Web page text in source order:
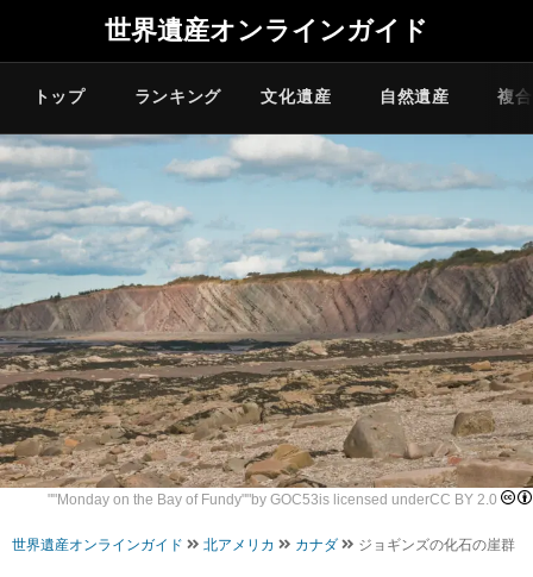
世界遺産オンラインガイド
トップ ランキング 文化遺産 自然遺産 複
""Monday on the Bay of Fundy""by GOC53is licensed underCC BY 2.0
世界遺産オンラインガイド 北アメリカ カナダ ジョギンズの化石の崖群